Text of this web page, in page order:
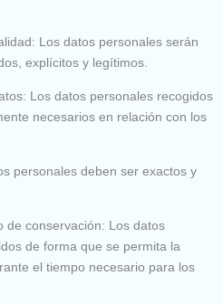
Los datos personales serán
explícitos y legítimos.
Los datos personales recogidos
necesarios en relación con los
personales deben ser exactos y
de conservación: Los datos
de forma que se permita la
el tiempo necesario para los